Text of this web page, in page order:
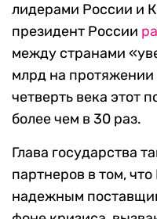
лидерами России и
президент России
между странами
млрд на протяжении
четверть века этот
более чем в 30 раз.
Глава государства
партнеров в том,
надежным